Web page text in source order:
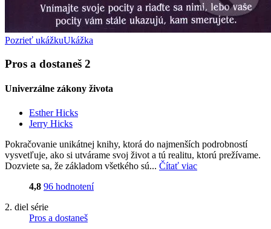
Pozrieť ukážkuUkážka
Pros a dostaneš 2
Univerzálne zákony života
Esther Hicks
Jerry Hicks
Pokračovanie unikátnej knihy, ktorá do najmenších podrobností
vysvetľuje, ako si utvárame svoj život a tú realitu, ktorú prežívame.
Dozviete sa, že základom všetkého sú... Čítať viac
4,8 96 hodnotení
2. diel série
Pros a dostaneš